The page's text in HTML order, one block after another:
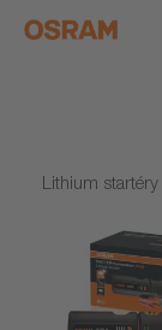
Lithium startéry